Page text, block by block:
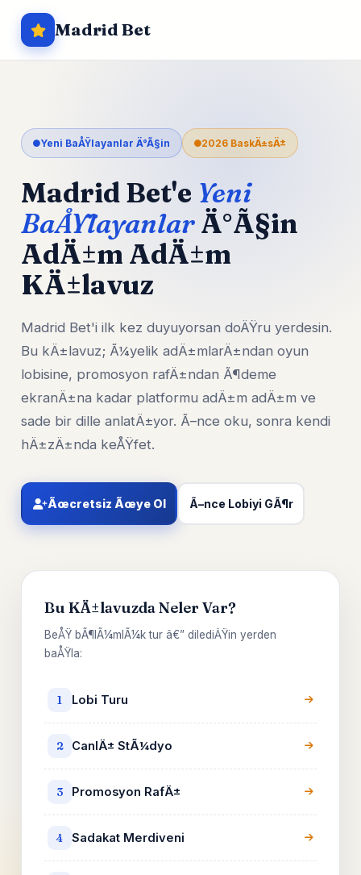
Madrid Bet
Yeni BaÅŸlayanlar Ä°Ã§in 2026 BaskÄ±sÄ±
Madrid Bet'e Yeni
BaÅŸlayanlarÄ°Ã§in
AdÄ±m AdÄ±m
KÄ±lavuz
Madrid Bet'i ilk kez duyuyorsan doÄŸru yerdesin.
Bu kÄ±lavuz; Ã¼yelik adÄ±mlarÄ±ndan oyun
lobisine, promosyon rafÄ±ndan Ã¶deme
ekranÄ±na kadar platformu adÄ±m adÄ±m ve
sade bir dille anlatÄ±yor. Ã–nce oku, sonra kendi
hÄ±zÄ±nda keÅŸfet.
Ãœcretsiz Ãœye Ol Ã–nce Lobiyi GÃ¶r
Bu KÄ±lavuzda Neler Var?
BeÅŸ bÃ¶lÃ¼mlÃ¼k tur â€” dilediÄŸin yerden
baÅŸla:
1 Lobi Turu
2 CanlÄ± StÃ¼dyo
3 Promosyon RafÄ±
4 Sadakat Merdiveni